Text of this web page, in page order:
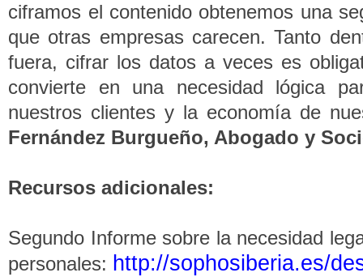
ciframos el contenido obtenemos una
que otras empresas carecen. Tanto
fuera, cifrar los datos a veces es
convierte en una necesidad lógica
nuestros clientes y la economía de
Fernández Burgueño, Abogado y
Recursos adicionales:
Segundo Informe sobre la necesidad
personales: http://sophosiberia.es/